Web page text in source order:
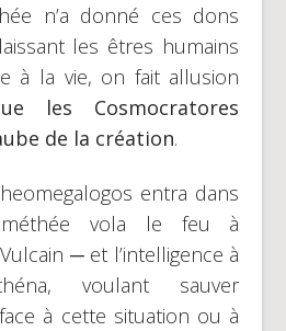
n’a donné ces dons
les êtres humains
à la vie, on fait allusion
les
Cosmocratores
de la création.
entra dans
vola le feu à
─ et l’intelligence à
voulant sauver
à cette situation ou à